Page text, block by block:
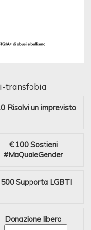
transfobia
Risolvi un imprevisto
€ 100 Sostieni
#MaQualeGender
Supporta LGBTI
Donazione libera